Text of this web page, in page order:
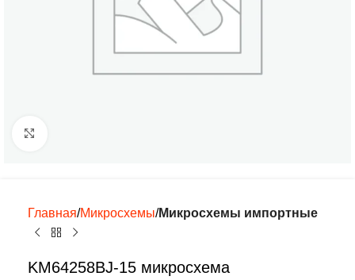
Главная Микросхемы Микросхемы импортные
KM64258BJ-15 микросхема